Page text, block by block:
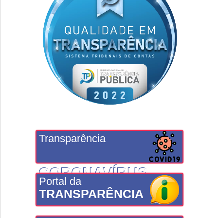
Transparência
CORONAVÍRUS
Portal da
TRANSPARÊNCIA